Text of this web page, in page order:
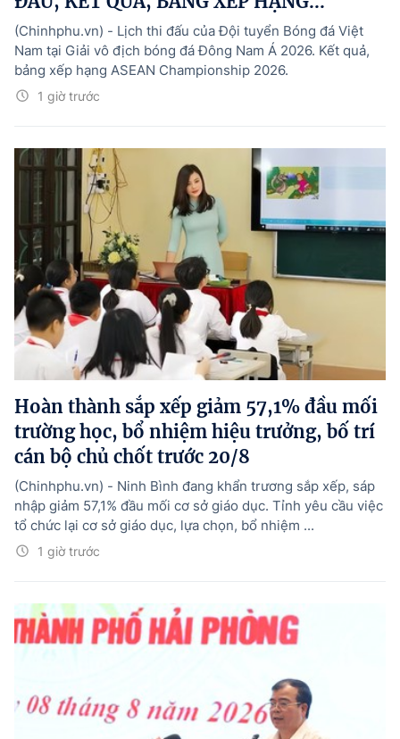
1 giờ trước
(Chinhphu.vn) - Lịch thi đấu của Đội tuyển Bóng đá Việt
Nam tại Giải vô địch bóng đá Đông Nam Á 2026. Kết quả,
bảng xếp hạng ASEAN Championship 2026.
Hoàn thành sắp xếp giảm 57,1% đầu mối
trường học, bổ nhiệm hiệu trưởng, bố trí
cán bộ chủ chốt trước 20/8
1 giờ trước
(Chinhphu.vn) - Ninh Bình đang khẩn trương sắp xếp, sáp
nhập giảm 57,1% đầu mối cơ sở giáo dục. Tỉnh yêu cầu việc
tổ chức lại cơ sở giáo dục, lựa chọn, bổ nhiệm ...